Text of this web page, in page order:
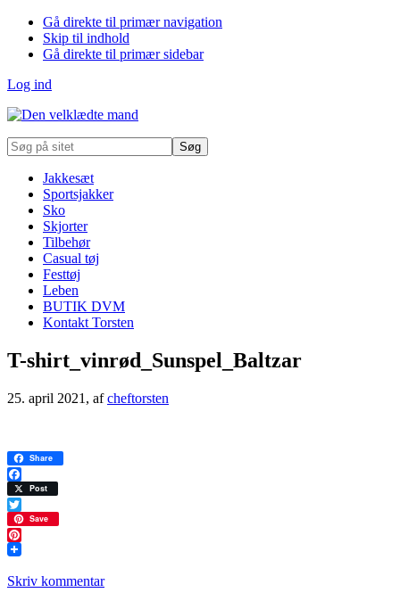
Gå direkte til primær navigation
Skip til indhold
Gå direkte til primær sidebar
Log ind
Søg
på
Jakkesæt
Sportsjakker
Sko
Skjorter
Tilbehør
Casual tøj
Festtøj
Leben
BUTIK DVM
Kontakt Torsten
T-shirt_vinrød_Sunspel_Baltzar
25. april 2021 , afcheftorsten
Share
Facebook
Post
Twitter
Save
Pinterest
Skriv kommentar